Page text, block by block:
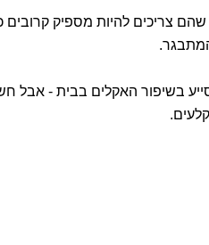
צריכים להיות מספיק קרובים
בשיפור האקלים בבית - אבל